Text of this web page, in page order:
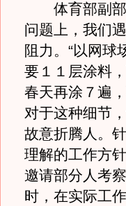
体育部副部
问题上，我们
阻力。“以网球
要１１层涂料
春天再涂７遍
对于这种细节
故意折腾人。
理解的工作方
邀请部分人考
时，在实际工